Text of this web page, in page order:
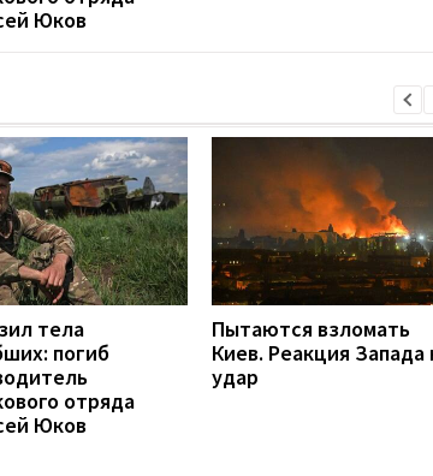
Юков
тела
погиб
отряда
Юков
Пытаются взломать
Киев. Реакция Запада
удар